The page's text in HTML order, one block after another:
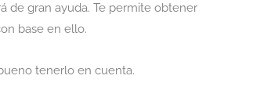
de gran ayuda. Te permite obtener
base en ello.
tenerlo en cuenta.